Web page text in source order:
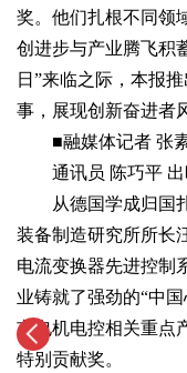
奖。他们扎根不同领
创进步与产业腾飞积
日”来临之际，本报
事，展现创新奋进者
■融媒体记者 张
通讯员 陈巧平
从德国学成归国
装备制造研究所所长
电流变换器先进控制
业铸就了强劲的“中
市电机电控相关重点
特别贡献奖。